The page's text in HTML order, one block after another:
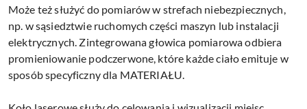
Może też służyć do pomiarów w strefach niebezpiecznych,
np. w sąsiedztwie ruchomych części maszyn lub instalacji
elektrycznych. Zintegrowana głowica pomiarowa odbiera
promieniowanie podczerwone, które każde ciało emituje w
sposób specyficzny dla MATERIAŁU.